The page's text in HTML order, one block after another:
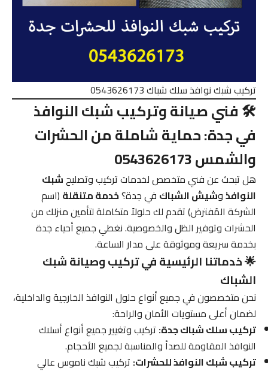
تركيب شبك نوافذ سلك شباك 0543626173
🛠️ فني صيانة وتركيب شبك النوافذ
في جدة: حماية شاملة من الحشرات
والشمس 0543626173
هل تبحث عن فني متخصص لخدمات تركيب وتصليحشبك
النوافذوشيش الشباك في جدة؟خدمة متنقلة (اسم
الشركة المُفترض) تقدم لك حلولاً متكاملة لتأمين منزلك من
الحشرات وتوفير الظل والخصوصية. نغطي جميع أحياء جدة
بخدمة سريعة وموثوقة على مدار الساعة.
🌟 خدماتنا الرئيسية في تركيب وصيانة شبك
الشباك
نحن متخصصون في جميع أنواع حلول النوافذ الخارجية والداخلية،
لضمان أعلى مستويات الأمان والراحة:
تركيب سلك شباك جدة: تركيب وتغيير جميع أنواع أسلاك
النوافذ المقاومة للصدأ والمناسبة لجميع الأحجام.
تركيب شبك النوافذ للحشرات: تركيب شبك ناموس عالي